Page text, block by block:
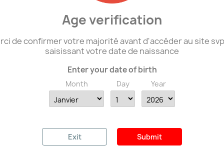
Aperçu rapide
12,00 € 3,50 €
catégorie :
Age verification
de confirmer votre majorité avant d'accéder au site
saisissant votre date de naissance
Enter your date of birth
Month Day Year
Exit Submit